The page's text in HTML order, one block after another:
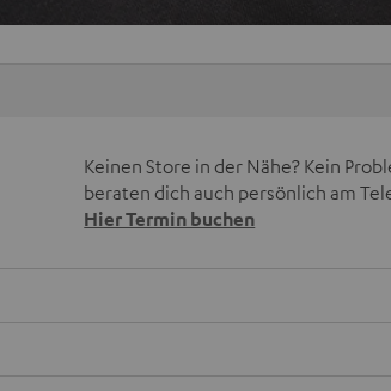
Keinen Store in der Nähe? Kein
beraten dich auch persönlich am
Hier Termin buchen